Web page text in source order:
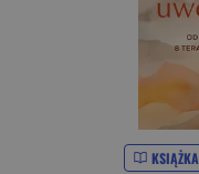
KSIĄŻKA